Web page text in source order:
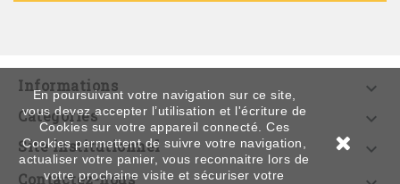
Informations 
Catégories 
Site institutionnel 
Contactez-nous
En poursuivant votre navigation sur ce site,
vous devez accepter l’utilisation et l'écriture de
Cookies sur votre appareil connecté. Ces
Cookies permettent de suivre votre navigation,
actualiser votre panier, vous reconnaitre lors de
votre prochaine visite et sécuriser votre